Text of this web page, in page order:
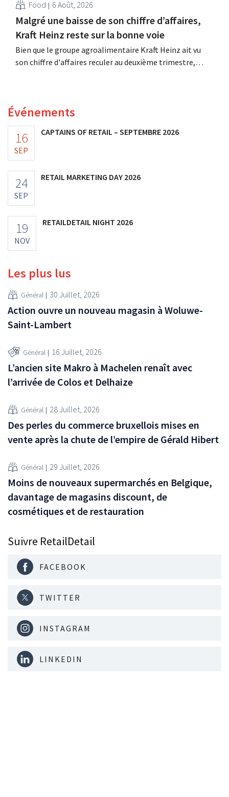
Food 6 Août, 2026
Malgré une baisse de son chiffre d’affaires,
Kraft Heinz reste sur la bonne voie
Bien que le groupe agroalimentaire Kraft Heinz ait vu
son chiffre d'affaires reculer au deuxième trimestre,
Événements
16
SEP
CAPTAINS OF RETAIL – SEPTEMBRE 2026
24
SEP
RETAIL MARKETING DAY 2026
19
NOV
RETAILDETAIL NIGHT 2026
Les plus lus
Général 30 Juillet, 2026
Action ouvre un nouveau magasin à Woluwe-
Saint-Lambert
Général 16 Juillet, 2026
L’ancien site Makro à Machelen renaît avec
l’arrivée de Colos et Delhaize
Général 28 Juillet, 2026
Des perles du commerce bruxellois mises en
vente après la chute de l’empire de Gérald Hibert
Général 29 Juillet, 2026
Moins de nouveaux supermarchés en Belgique,
davantage de magasins discount, de
cosmétiques et de restauration
Suivre RetailDetail
FACEBOOK
TWITTER
INSTAGRAM
LINKEDIN